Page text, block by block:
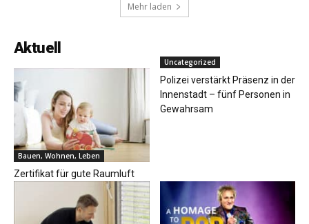
Mehr laden
Aktuell
Bauen, Wohnen, Leben
Zertifikat für gute Raumluft
Uncategorized
Polizei verstärkt Präsenz in der
Innenstadt – fünf Personen in
Gewahrsam